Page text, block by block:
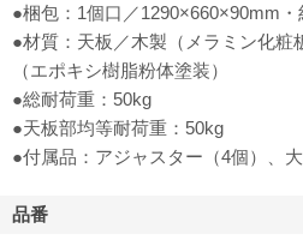
●梱包：1個口／1290×660×90mm・
●材質：天板／木製（メラミン化粧
（エポキシ樹脂粉体塗装）
●総耐荷重：50kg
●天板部均等耐荷重：50kg
●付属品：アジャスター（4個）、
品番